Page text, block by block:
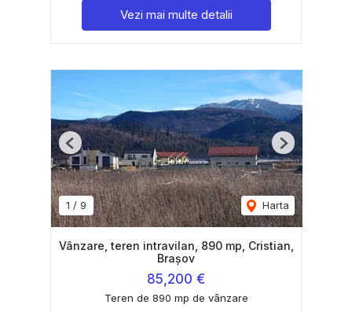
Vezi mai multe detalii
1 / 9 Harta
Previous Next
Vânzare, teren intravilan, 890 mp, Cristian,
Brașov
85,200 €
Teren de 890 mp de vânzare